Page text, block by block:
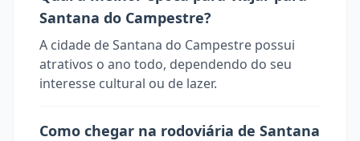
Santana do Campestre?
A cidade de Santana do Campestre possui
atrativos o ano todo, dependendo do seu
interesse cultural ou de lazer.
Como chegar na rodoviária de Santana